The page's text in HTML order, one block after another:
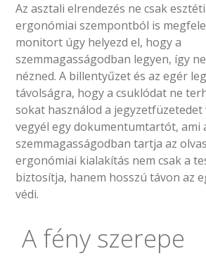
Az asztali elrendezés ne csak
ergonómiai szempontból is
monitort úgy helyezd el, hogy a
szemmagasságodban legyen, így
nézned. A billentyűzet és az egér
távolságra, hogy a csuklódat ne
sokat használod a
vegyél egy dokumentumtartót, ami
szemmagasságodban tartja az
ergonómiai kialakítás nem csak a
biztosítja, hanem hosszú távon az
védi.
A fény szerepe